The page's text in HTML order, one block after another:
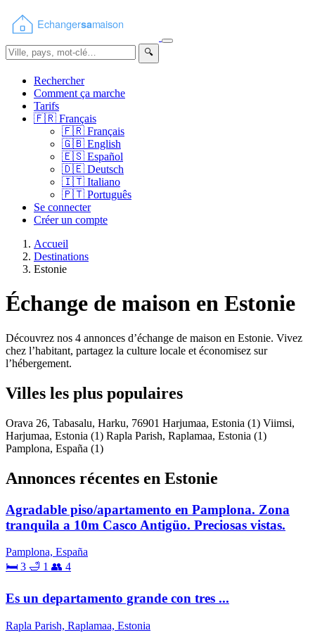
🔍
Rechercher
Comment ça marche
Tarifs
🇫🇷 Français
🇫🇷 Français
🇬🇧 English
🇪🇸 Español
🇩🇪 Deutsch
🇮🇹 Italiano
🇵🇹 Português
Se connecter
Créer un compte
Accueil
Destinations
Estonie
Échange de maison en Estonie
Découvrez nos 4 annonces d’échange de maison en Estonie. Vivez
chez l’habitant, partagez la culture locale et économisez sur
l’hébergement.
Villes les plus populaires
Orava 26, Tabasalu, Harku, 76901 Harjumaa, Estonia (1) Viimsi,
Harjumaa, Estonia (1) Rapla Parish, Raplamaa, Estonia (1)
Pamplona, España (1)
Annonces récentes en Estonie
Agradable piso/apartamento en Pamplona. Zona
tranquila a 10m Casco Antigüo. Preciosas vistas.
Pamplona, España
🛏 3 🛁 1 👥 4
Es un departamento grande con tres ...
Rapla Parish, Raplamaa, Estonia